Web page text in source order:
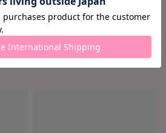
ロード中 ...
¥ ロード中...